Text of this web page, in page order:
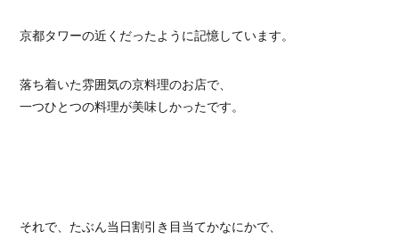
京都タワーの近くだったように記憶しています。
落ち着いた雰囲気の京料理のお店で、
一つひとつの料理が美味しかったです。
それで、たぶん当日割引き目当てかなにかで、